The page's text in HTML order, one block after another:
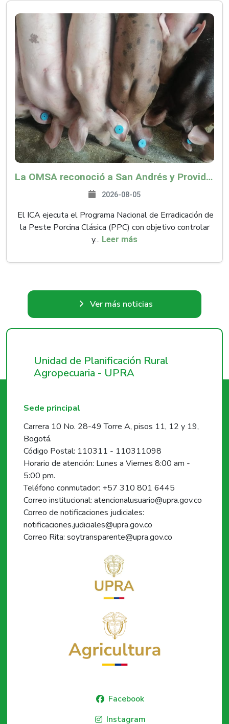
La OMSA reconoció a San Andrés y Providencia como zona libre de Peste Porcina Clásica (PPC)
2026-08-05
El ICA ejecuta el Programa Nacional de Erradicación de
la Peste Porcina Clásica (PPC) con objetivo controlar
y... Leer más
Ver más noticias
Unidad de Planificación Rural
Agropecuaria - UPRA
Sede principal
Carrera 10 No. 28-49 Torre A, pisos 11, 12 y 19,
Bogotá.
Código Postal: 110311 - 110311098
Horario de atención: Lunes a Viernes 8:00 am -
5:00 pm.
Teléfono conmutador: +57 310 801 6445
Correo institucional: atencionalusuario@upra.gov.co
Correo de notificaciones judiciales:
notificaciones.judiciales@upra.gov.co
Correo Rita: soytransparente@upra.gov.co
Facebook
Instagram